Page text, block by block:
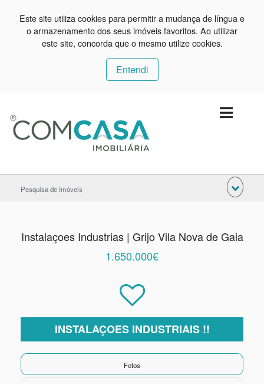
Este site utiliza cookies para permitir a mudança de língua e
o armazenamento dos seus imóveis favoritos. Ao utilizar
este site, concorda que o mesmo utilize cookies.
Entendi
Pesquisa de Imóveis
Instalaçoes Industrias | Grijo Vila Nova de Gaia
1.650.000€
INSTALAÇOES INDUSTRIAIS !!
Fotos